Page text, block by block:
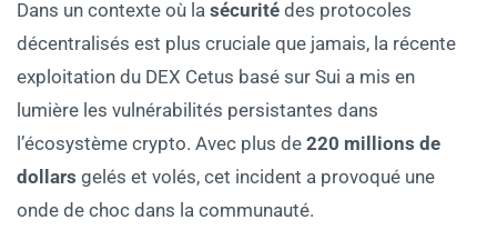
Dans un contexte où la sécurité des protocoles
décentralisés est plus cruciale que jamais, la récente
exploitation du DEX Cetus basé sur Sui a mis en
lumière les vulnérabilités persistantes dans
l’écosystème crypto. Avec plus de 220 millions de
dollars gelés et volés, cet incident a provoqué une
onde de choc dans la communauté.